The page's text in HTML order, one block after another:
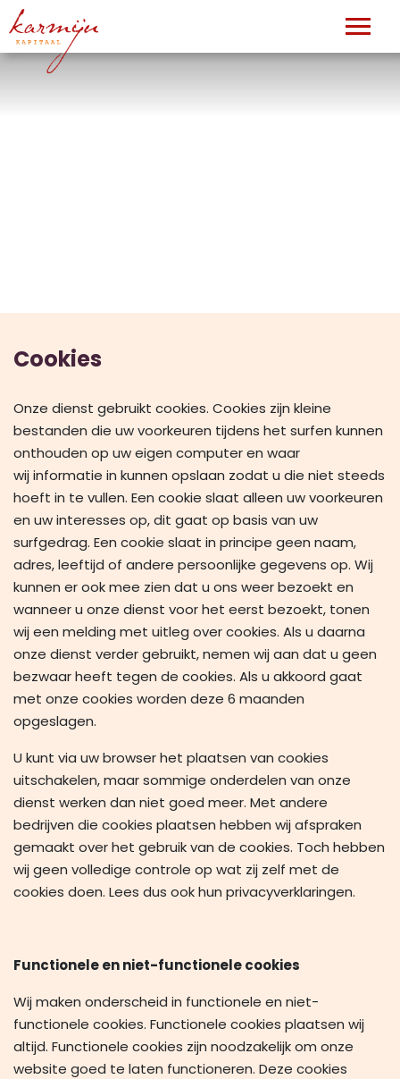
Cookies
Onze dienst gebruikt cookies. Cookies zijn kleine
bestanden die uw voorkeuren tijdens het surfen kunnen
onthouden op uw eigen computer en waar
wij informatie in kunnen opslaan zodat u die niet steeds
hoeft in te vullen. Een cookie slaat alleen uw voorkeuren
en uw interesses op, dit gaat op basis van uw
surfgedrag. Een cookie slaat in principe geen naam,
adres, leeftijd of andere persoonlijke gegevens op. Wij
kunnen er ook mee zien dat u ons weer bezoekt en
wanneer u onze dienst voor het eerst bezoekt, tonen
wij een melding met uitleg over cookies. Als u daarna
onze dienst verder gebruikt, nemen wij aan dat u geen
bezwaar heeft tegen de cookies. Als u akkoord gaat
met onze cookies worden deze 6 maanden
opgeslagen.
U kunt via uw browser het plaatsen van cookies
uitschakelen, maar sommige onderdelen van onze
dienst werken dan niet goed meer. Met andere
bedrijven die cookies plaatsen hebben wij afspraken
gemaakt over het gebruik van de cookies. Toch hebben
wij geen volledige controle op wat zij zelf met de
cookies doen. Lees dus ook hun privacyverklaringen.
Functionele en niet-functionele cookies
Wij maken onderscheid in functionele en niet-
functionele cookies. Functionele cookies plaatsen wij
altijd. Functionele cookies zijn noodzakelijk om onze
website goed te laten functioneren. Deze cookies